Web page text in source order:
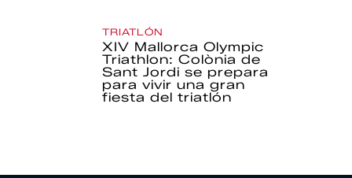
TRIATLÓN
XIV Mallorca Olympic
Triathlon: Colònia de
Sant Jordi se prepara
para vivir una gran
fiesta del triatlón